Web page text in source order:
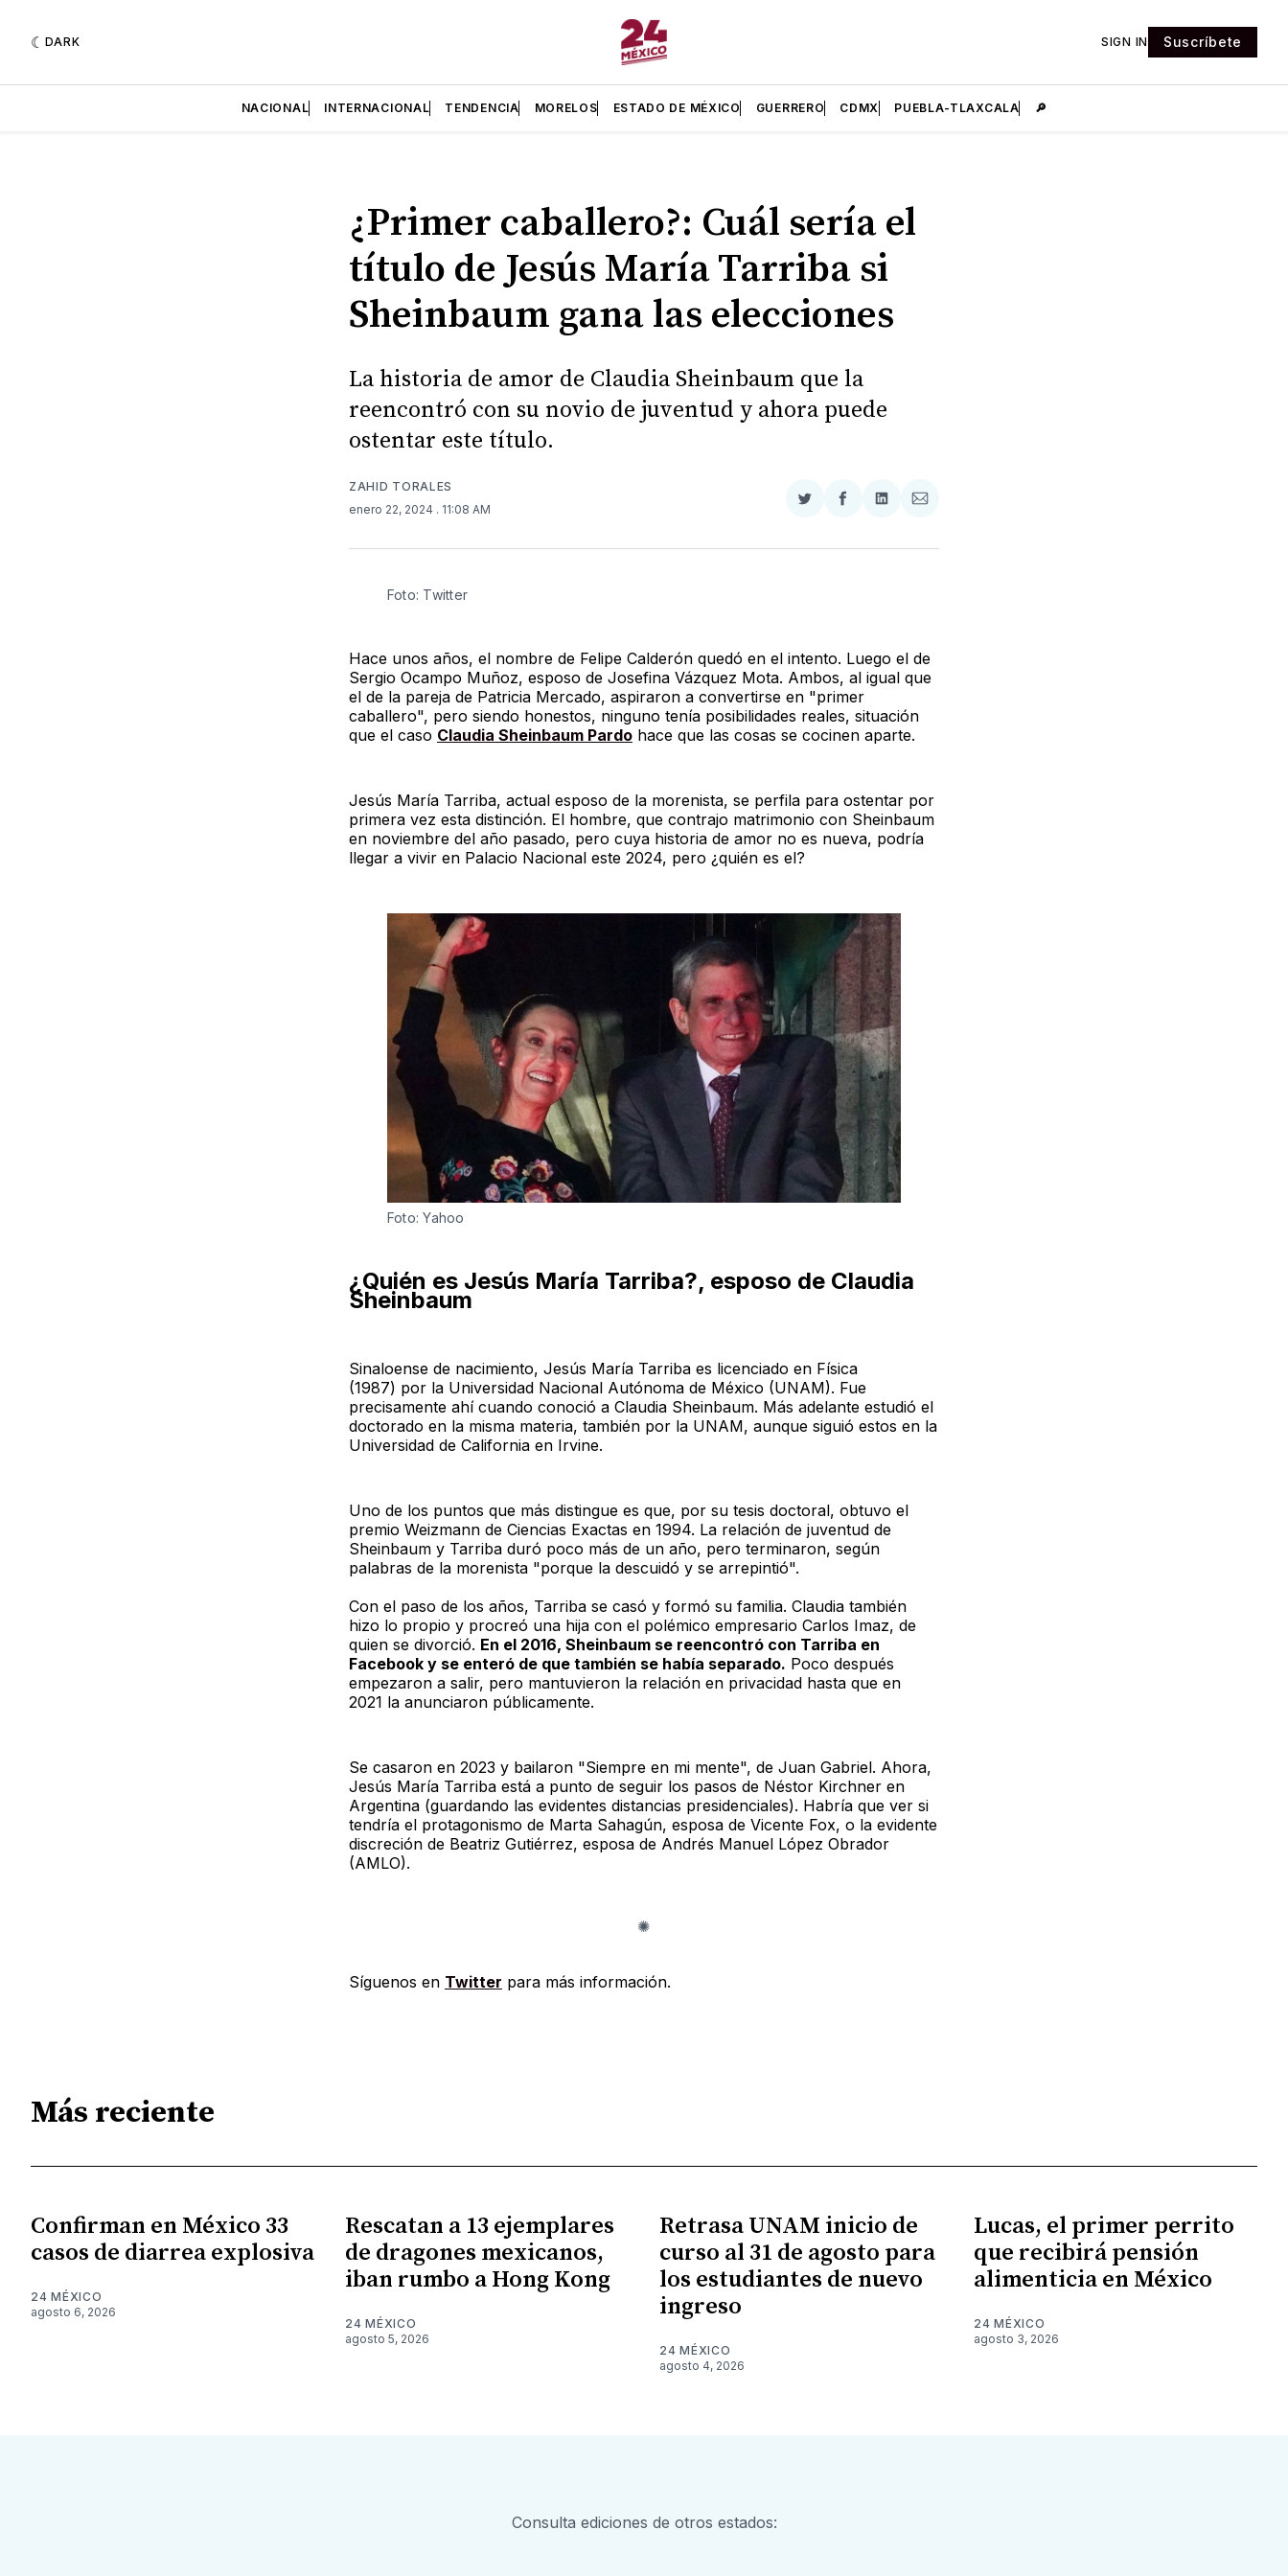
DARK SIGN IN Suscríbete
NACIONAL INTERNACIONAL TENDENCIA MORELOS ESTADO DE MÉXICO GUERRERO CDMX PUEBLA-TLAXCALA 🔎
¿Primer caballero?: Cuál sería el
título de Jesús María Tarriba si
Sheinbaum gana las elecciones
La historia de amor de Claudia Sheinbaum que la
reencontró con su novio de juventud y ahora puede
ostentar este título.
ZAHID TORALES
enero 22, 2024 . 11:08 AM
Compartir
Twitter
Compartir
Facebook
Compartir
LinkedIn
Compartir
Email
Foto: Twitter
Hace unos años, el nombre de Felipe Calderón quedó en el intento. Luego el de
Sergio Ocampo Muñoz, esposo de Josefina Vázquez Mota. Ambos, al igual que
el de la pareja de Patricia Mercado, aspiraron a convertirse en "primer
caballero", pero siendo honestos, ninguno tenía posibilidades reales, situación
que el caso Claudia Sheinbaum Pardohace que las cosas se cocinen aparte.
Jesús María Tarriba, actual esposo de la morenista, se perfila para ostentar por
primera vez esta distinción. El hombre, que contrajo matrimonio con Sheinbaum
en noviembre del año pasado, pero cuya historia de amor no es nueva, podría
llegar a vivir en Palacio Nacional este 2024, pero ¿quién es el?
Foto: Yahoo
¿Quién es Jesús María Tarriba?, esposo de Claudia
Sheinbaum
Sinaloense de nacimiento, Jesús María Tarriba es licenciado en Física
(1987) por la Universidad Nacional Autónoma de México (UNAM). Fue
precisamente ahí cuando conoció a Claudia Sheinbaum. Más adelante estudió el
doctorado en la misma materia, también por la UNAM, aunque siguió estos en la
Universidad de California en Irvine.
Uno de los puntos que más distingue es que, por su tesis doctoral, obtuvo el
premio Weizmann de Ciencias Exactas en 1994. La relación de juventud de
Sheinbaum y Tarriba duró poco más de un año, pero terminaron, según
palabras de la morenista "porque la descuidó y se arrepintió".
Con el paso de los años, Tarriba se casó y formó su familia. Claudia también
hizo lo propio y procreó una hija con el polémico empresario Carlos Imaz, de
quien se divorció. En el 2016, Sheinbaum se reencontró con Tarriba en
Facebook y se enteró de que también se había separado. Poco después
empezaron a salir, pero mantuvieron la relación en privacidad hasta que en
2021 la anunciaron públicamente.
Se casaron en 2023 y bailaron "Siempre en mi mente", de Juan Gabriel. Ahora,
Jesús María Tarriba está a punto de seguir los pasos de Néstor Kirchner en
Argentina (guardando las evidentes distancias presidenciales). Habría que ver si
tendría el protagonismo de Marta Sahagún, esposa de Vicente Fox, o la evidente
discreción de Beatriz Gutiérrez, esposa de Andrés Manuel López Obrador
(AMLO).
Síguenos en Twitter para más información.
Más reciente
Confirman en México 33
casos de diarrea explosiva
24 MÉXICO
agosto 6, 2026
Rescatan a 13 ejemplares
de dragones mexicanos,
iban rumbo a Hong Kong
24 MÉXICO
agosto 5, 2026
Retrasa UNAM inicio de
curso al 31 de agosto para
los estudiantes de nuevo
ingreso
24 MÉXICO
agosto 4, 2026
Lucas, el primer perrito
que recibirá pensión
alimenticia en México
24 MÉXICO
agosto 3, 2026
Consulta ediciones de otros estados: